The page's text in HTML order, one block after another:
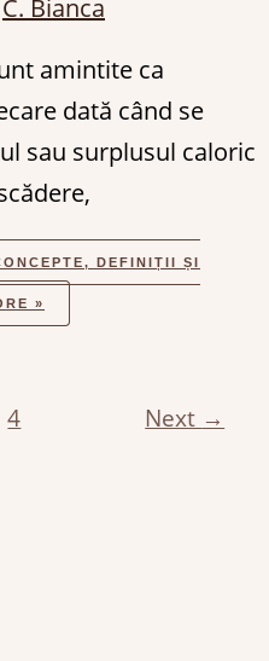
C. Bianca
amintite ca
dată când se
sau surplusul caloric
DEFINIȚII ȘI
»
4 Next →